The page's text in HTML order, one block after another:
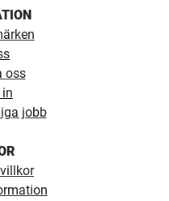
oss
jobb